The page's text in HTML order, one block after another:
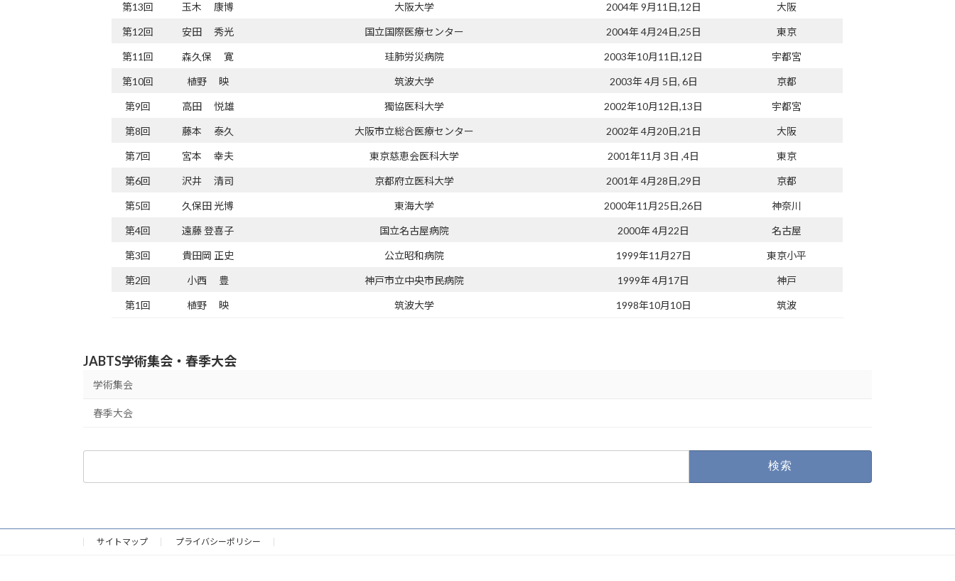
第13回 玉木 康博 大阪大学 2004年 9月11日,12日 大阪
第12回 安田 秀光 国立国際医療センター 2004年 4月24日,25日 東京
第11回 森久保 寛 珪肺労災病院 2003年10月11日,12日 宇都宮
第10回 植野 映 筑波大学 2003年 4月 5日, 6日 京都
第9回 高田 悦雄 獨協医科大学 2002年10月12日,13日 宇都宮
第8回 藤本 泰久 大阪市立総合医療センター 2002年 4月20日,21日 大阪
第7回 宮本 幸夫 東京慈恵会医科大学 2001年11月 3日 ,4日 東京
第6回 沢井 清司 京都府立医科大学 2001年 4月28日,29日 京都
第5回 久保田 光博 東海大学 2000年11月25日,26日 神奈川
第4回 遠藤 登喜子 国立名古屋病院 2000年 4月22日 名古屋
第3回 貴田岡 正史 公立昭和病院 1999年11月27日 東京小平
第2回 小西 豊 神戸市立中央市民病院 1999年 4月17日 神戸
第1回 植野 映 筑波大学 1998年10月10日 筑波
JABTS学術集会・春季大会
学術集会
春季大会
サイトマップ プライバシーポリシー